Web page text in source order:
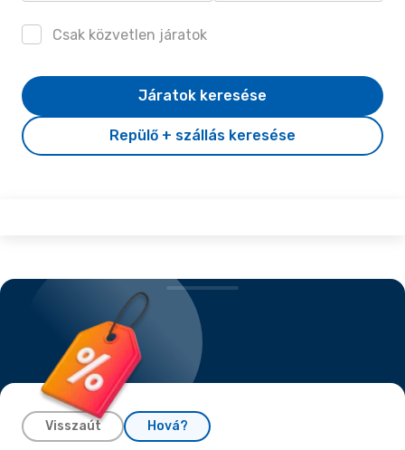
Csak közvetlen járatok
Repülő + szállás keresése
Járatok keresése
Visszaút Hová?